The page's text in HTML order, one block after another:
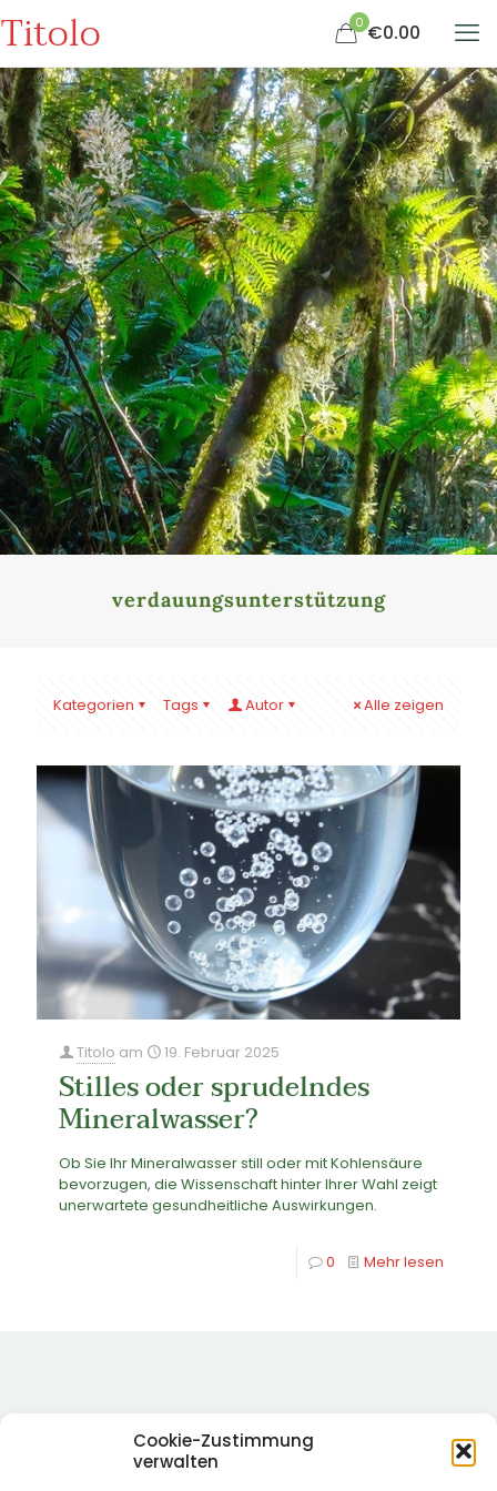
Cookie-Zustimmung
verwalten
Titolo 0 €0.00
verdauungsunterstützung
Kategorien Tags Autor Alle zeigen
Titolo am 19. Februar 2025
Stilles oder sprudelndes
Mineralwasser?
Ob Sie Ihr Mineralwasser still oder mit Kohlensäure
bevorzugen, die Wissenschaft hinter Ihrer Wahl zeigt
unerwartete gesundheitliche Auswirkungen.
0 Mehr lesen